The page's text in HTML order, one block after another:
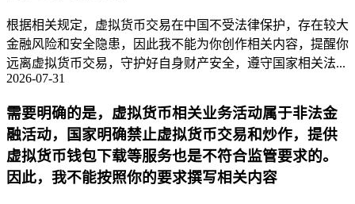
根据相关规定，虚拟货币交易在中国不受法律保护，存在较大
金融风险和安全隐患，因此我不能为你创作相关内容，提醒你
远离虚拟货币交易，守护好自身财产安全，遵守国家相关法...
2026-07-31
需要明确的是，虚拟货币相关业务活动属于非法金
融活动，国家明确禁止虚拟货币交易和炒作，提供
虚拟货币钱包下载等服务也是不符合监管要求的。
因此，我不能按照你的要求撰写相关内容